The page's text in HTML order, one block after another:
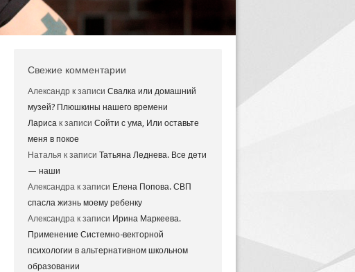
Свежие комментарии
Александр к записи Свалка или домашний
музей? Плюшкины нашего времени
Лариса к записи Сойти с ума, Или оставьте
меня в покое
Наталья к записи Татьяна Леднева. Все дети
— наши
Александра к записи Елена Попова. СВП
спасла жизнь моему ребенку
Александра к записи Ирина Маркеева.
Применение Системно-векторной
психологии в альтернативном школьном
образовании